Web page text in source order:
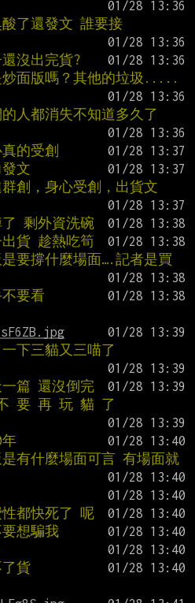
了還發文 誰要接
沒出完貨?
面版嗎？其他的垃圾.....
人都消失不知道多久了
的受創
文
創，身心受創，出貨文
剩外資洗碗
貨 趁熱吃筍
要撐什麼場面….記者是買
要看
下三貓又三喵了
篇 還沒倒完
要 再 玩 貓 了
有什麼場面可言 有場面就
都快死了 呢
想騙我
貨